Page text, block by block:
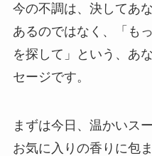
今の不調は、決してあ
あるのではなく、「も
を探して」という、あ
セージです。
まずは今日、温かいス
お気に入りの香りに包